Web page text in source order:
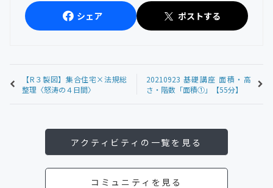
シェア ポストする
【R３製図】集合住宅×法規総
整理〈怒涛の４日間〉
20210923 基礎講座 面積・高
さ・階数「面積①」【55分】
アクティビティの一覧を見る
コミュニティを見る